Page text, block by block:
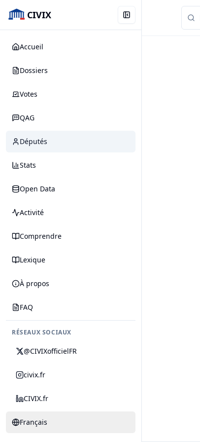
CIVIX
Accueil
Dossiers
Votes
QAG
Députés
Stats
Open Data
Activité
Comprendre
Lexique
À propos
FAQ
RÉSEAUX SOCIAUX
@CIVIXofficielFR
civix.fr
CIVIX.fr
Français